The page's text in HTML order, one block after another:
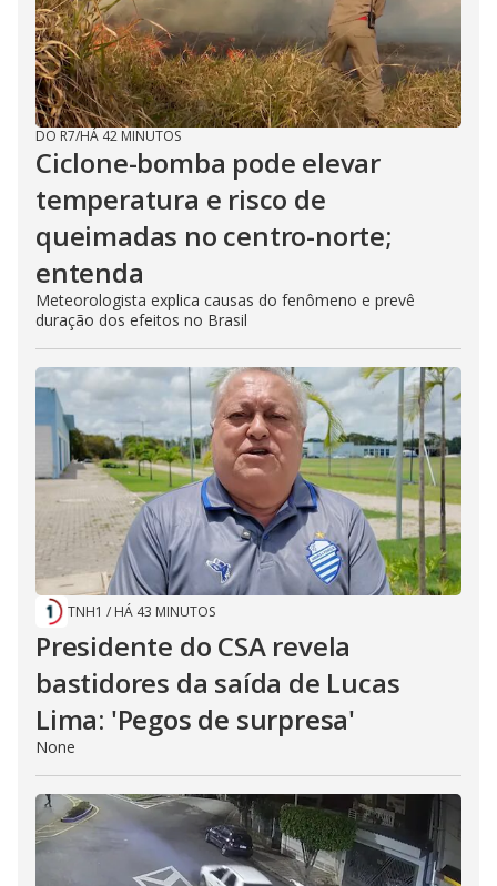
DO R7/HÁ 42 MINUTOS
Ciclone-bomba pode elevar
temperatura e risco de
queimadas no centro-norte;
entenda
Meteorologista explica causas do fenômeno e prevê
duração dos efeitos no Brasil
TNH1 / HÁ 43 MINUTOS
Presidente do CSA revela
bastidores da saída de Lucas
Lima: 'Pegos de surpresa'
None